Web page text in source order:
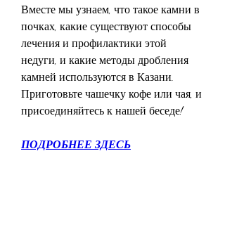
Вместе мы узнаем, что такое камни в
почках, какие существуют способы
лечения и профилактики этой
недуги, и какие методы дробления
камней используются в Казани.
Приготовьте чашечку кофе или чая, и
присоединяйтесь к нашей беседе!
ПОДРОБНЕЕ ЗДЕСЬ